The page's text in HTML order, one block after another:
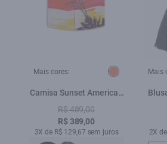
Mais cores:
Camisa Sunset American
Laranja
R$ 489,00
R$ 389,00
3X de R$ 129,67 sem juros
Mais
2X